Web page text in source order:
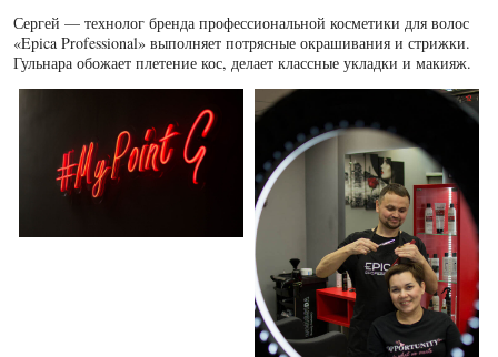
Сергей — технолог бренда профессиональной косметики для волос
«Epica Professional» выполняет потрясные окрашивания и стрижки.
Гульнара обожает плетение кос, делает классные укладки и макияж.